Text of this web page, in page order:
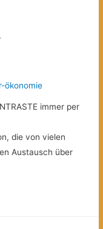
ökonomie
immer per
die von vielen
Austausch über